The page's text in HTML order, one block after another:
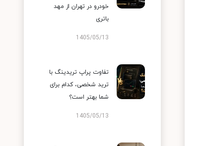
خودرو در تهران از مهد
باتری
1405/05/13
تفاوت پراپ تریدینگ با
ترید شخصی، کدام برای
شما بهتر است؟
1405/05/13